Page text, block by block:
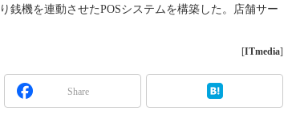
銭機を連動させたPOSシステムを構築した。店舗サー
[ITmedia]
Share